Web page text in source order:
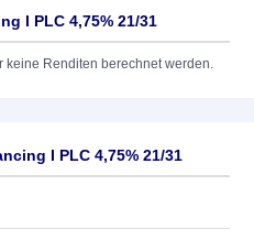
I PLC 4,75% 21/31
keine Renditen berechnet werden.
I PLC 4,75% 21/31